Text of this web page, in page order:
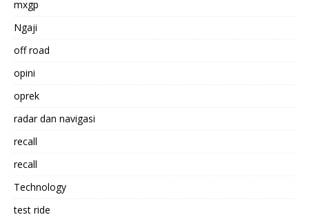
mxgp
Ngaji
off road
opini
oprek
radar dan navigasi
recall
recall
Technology
test ride